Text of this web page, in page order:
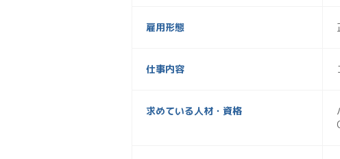
雇用形態
仕事内容
求めている人材・資格